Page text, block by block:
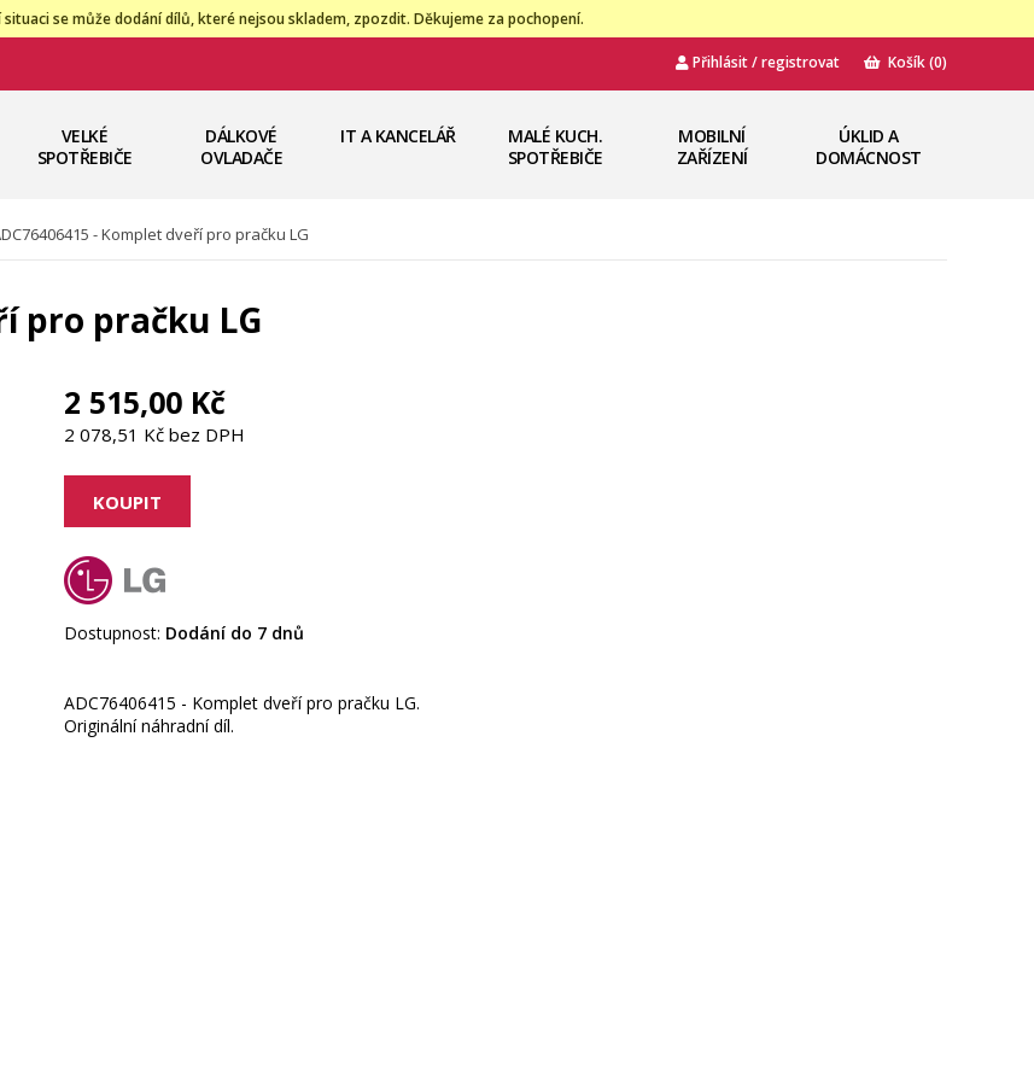
se může dodání dílů, které nejsou skladem, zpozdit. Děkujeme za pochopení.
Přihlásit / registrovat Košík(0)
VELKÉ
SPOTŘEBIČE
DÁLKOVÉ
OVLADAČE
IT A KANCELÁŘ
MALÉ KUCH.
SPOTŘEBIČE
MOBILNÍ
ZAŘÍZENÍ
ÚKLID A
DOMÁCNOST
- Komplet dveří pro pračku LG
pro pračku LG
2 515,00 Kč
2 078,51 Kč bez DPH
Dostupnost: Dodání do 7 dnů
ADC76406415 - Komplet dveří pro pračku LG.
Originální náhradní díl.